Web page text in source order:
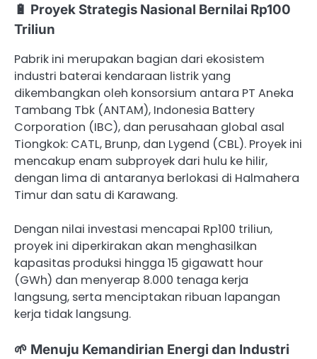
🔋 Proyek Strategis Nasional Bernilai Rp100
Triliun
Pabrik ini merupakan bagian dari ekosistem
industri baterai kendaraan listrik yang
dikembangkan oleh konsorsium antara PT Aneka
Tambang Tbk (ANTAM), Indonesia Battery
Corporation (IBC), dan perusahaan global asal
Tiongkok: CATL, Brunp, dan Lygend (CBL). Proyek ini
mencakup enam subproyek dari hulu ke hilir,
dengan lima di antaranya berlokasi di Halmahera
Timur dan satu di Karawang.
Dengan nilai investasi mencapai Rp100 triliun,
proyek ini diperkirakan akan menghasilkan
kapasitas produksi hingga 15 gigawatt hour
(GWh) dan menyerap 8.000 tenaga kerja
langsung, serta menciptakan ribuan lapangan
kerja tidak langsung.
🌱 Menuju Kemandirian Energi dan Industri